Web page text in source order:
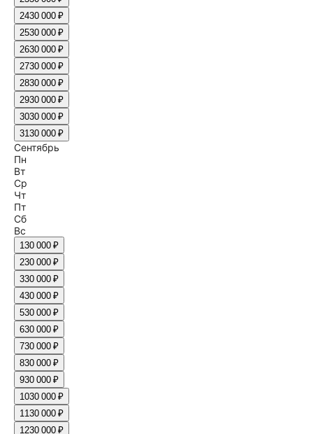
2430 000 ₽
2530 000 ₽
2630 000 ₽
2730 000 ₽
2830 000 ₽
2930 000 ₽
3030 000 ₽
3130 000 ₽
Сентябрь
Пн
Вт
Ср
Чт
Пт
Сб
Вс
130 000 ₽
230 000 ₽
330 000 ₽
430 000 ₽
530 000 ₽
630 000 ₽
730 000 ₽
830 000 ₽
930 000 ₽
1030 000 ₽
1130 000 ₽
1230 000 ₽